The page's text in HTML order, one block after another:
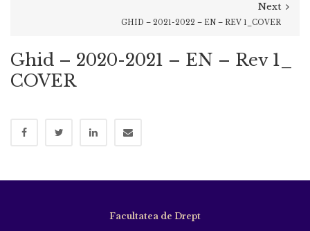
Next
GHID – 2021-2022 – EN – REV 1_COVER
Ghid – 2020-2021 – EN – Rev 1_
COVER
Facultatea de Drept